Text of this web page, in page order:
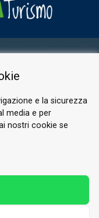
e la sicurezza
media e per
nostri cookie se